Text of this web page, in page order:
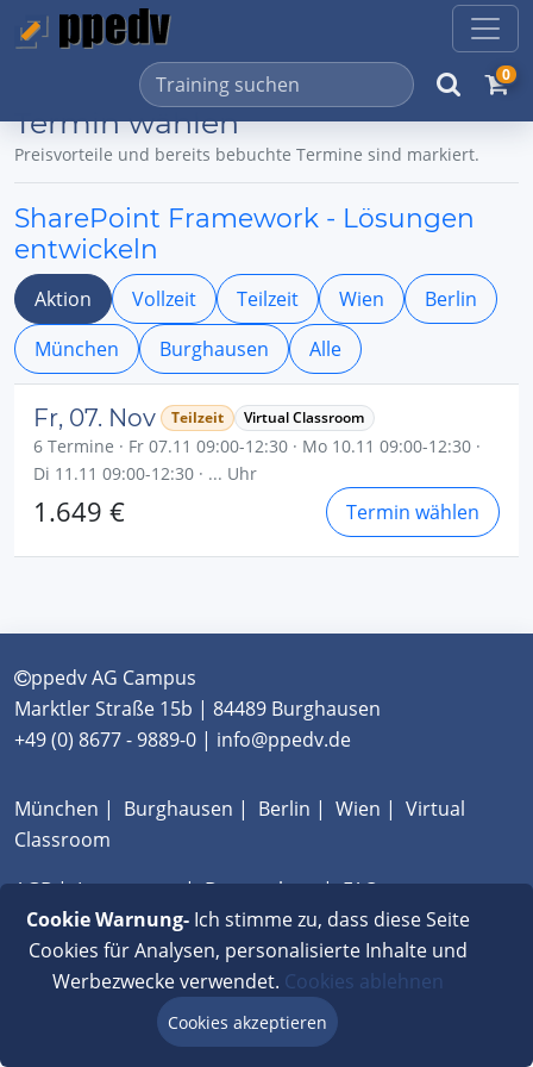
0
Termin wählen
Preisvorteile und bereits bebuchte Termine sind markiert.
SharePoint Framework - Lösungen
entwickeln
Aktion Vollzeit Teilzeit Wien
Berlin
München
Burghausen Alle
Fr, 07. Nov Teilzeit Virtual Classroom
6 Termine · Fr 07.11 09:00-12:30 · Mo 10.11 09:00-12:30 ·
Di 11.11 09:00-12:30 · ... Uhr
1.649 € Termin wählen
ppedv AG Campus
Marktler Straße 15b | 84489 Burghausen
+49 (0) 8677 - 9889-0 | info@ppedv.de
München | Burghausen | Berlin | Wien | Virtual
Classroom
AGB|Impressum|Datenschutz|FAQ
Cookie Warnung-Ich stimme zu, dass diese Seite
Cookies für Analysen, personalisierte Inhalte und
Werbezwecke verwendet. Cookies ablehnen
Cookies akzeptieren